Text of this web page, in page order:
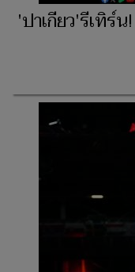
'ปาเกียว'รีเทิร์